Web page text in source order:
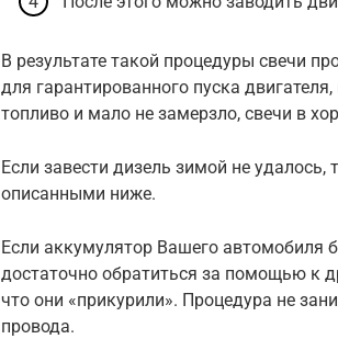
В результате такой процедуры свечи
для гарантированного пуска
топливо и мало не замерзло, свечи в
Если завести дизель зимой не
описанными ниже.
Если аккумулятор Вашего автомобиля
достаточно обратиться за помощью к
что они «прикурили». Процедура не
провода.